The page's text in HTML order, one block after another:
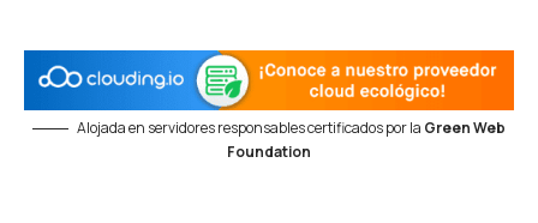
Alojada en servidores responsables certificados por la Green Web
Foundation